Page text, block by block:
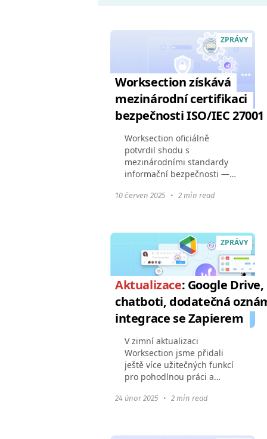
ZPRÁVY
Worksection získává
mezinárodní certifikaci
bezpečnosti ISO/IEC 27001
Worksection oficiálně
potvrdil shodu s
mezinárodními standardy
informační bezpečnosti —
27001:2022 certifikát. To
globální požadavky...
10 červen 2025 • 2 min read
ZPRÁVY
Aktualizace: Google
chatboti, dodatečná
integrace se Zapierem
V zimní aktualizaci
Worksection jsme přidali
ještě více užitečných funkcí
pro pohodlnou práci a
s Google DriveZobrazení
24 únor 2025 • 2 min read